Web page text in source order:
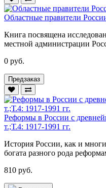
Областные правители
Книга посвящена
местной администрации
0 руб.
Предзаказ
Реформы в России с
т.;Т.4: 1917-1991 гг.
История России, как и
богата разного рода
810 руб.